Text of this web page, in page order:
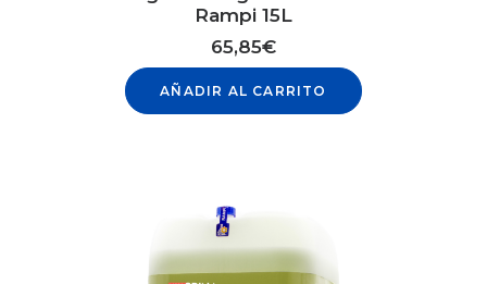
Rampi 15L
65,85€
AÑADIR AL CARRITO